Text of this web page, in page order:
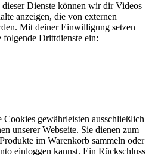
Dienste können wir dir Videos
anzeigen, die von externen
Mit deiner Einwilligung setzen
folgende Drittdienste ein:
Cookies gewährleisten ausschließlich
unserer Webseite. Sie dienen zum
im Warenkorb sammeln oder
einloggen kannst. Ein Rückschluss